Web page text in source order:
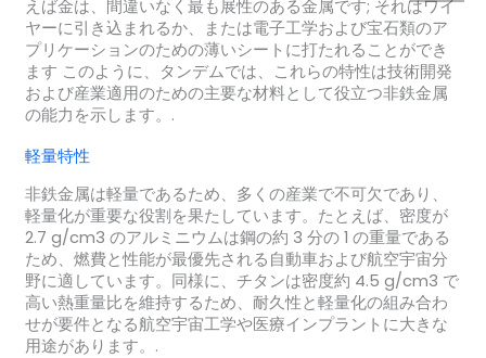
えば金は、間違いなく最も展性のある金属です; それはワイ
ヤーに引き込まれるか、または電子工学および宝石類のア
プリケーションのための薄いシートに打たれることができ
ます このように、タンデムでは、これらの特性は技術開発
および産業適用のための主要な材料として役立つ非鉄金属
の能力を示します。.
軽量特性
非鉄金属は軽量であるため、多くの産業で不可欠であり、
軽量化が重要な役割を果たしています。たとえば、密度が
2.7 g/cm3 のアルミニウムは鋼の約 3 分の 1 の重量である
ため、燃費と性能が最優先される自動車および航空宇宙分
野に適しています。同様に、チタンは密度約 4.5 g/cm3 で
高い熱重量比を維持するため、耐久性と軽量化の組み合わ
せが要件となる航空宇宙工学や医療インプラントに大きな
用途があります。.